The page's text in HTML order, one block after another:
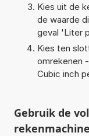
Kies uit de
de waarde
geval 'Liter
Kies ten
omrekenen
Cubic inch
Gebruik de